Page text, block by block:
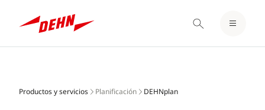
content
LOGIN / REGISTER
Productos y servicios Planificación DEHNplan